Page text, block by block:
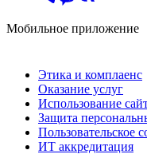
Мобильное приложение
Этика и комплаенс
Оказание услуг
Использование
Защита
Пользовательское
ИТ аккредитация